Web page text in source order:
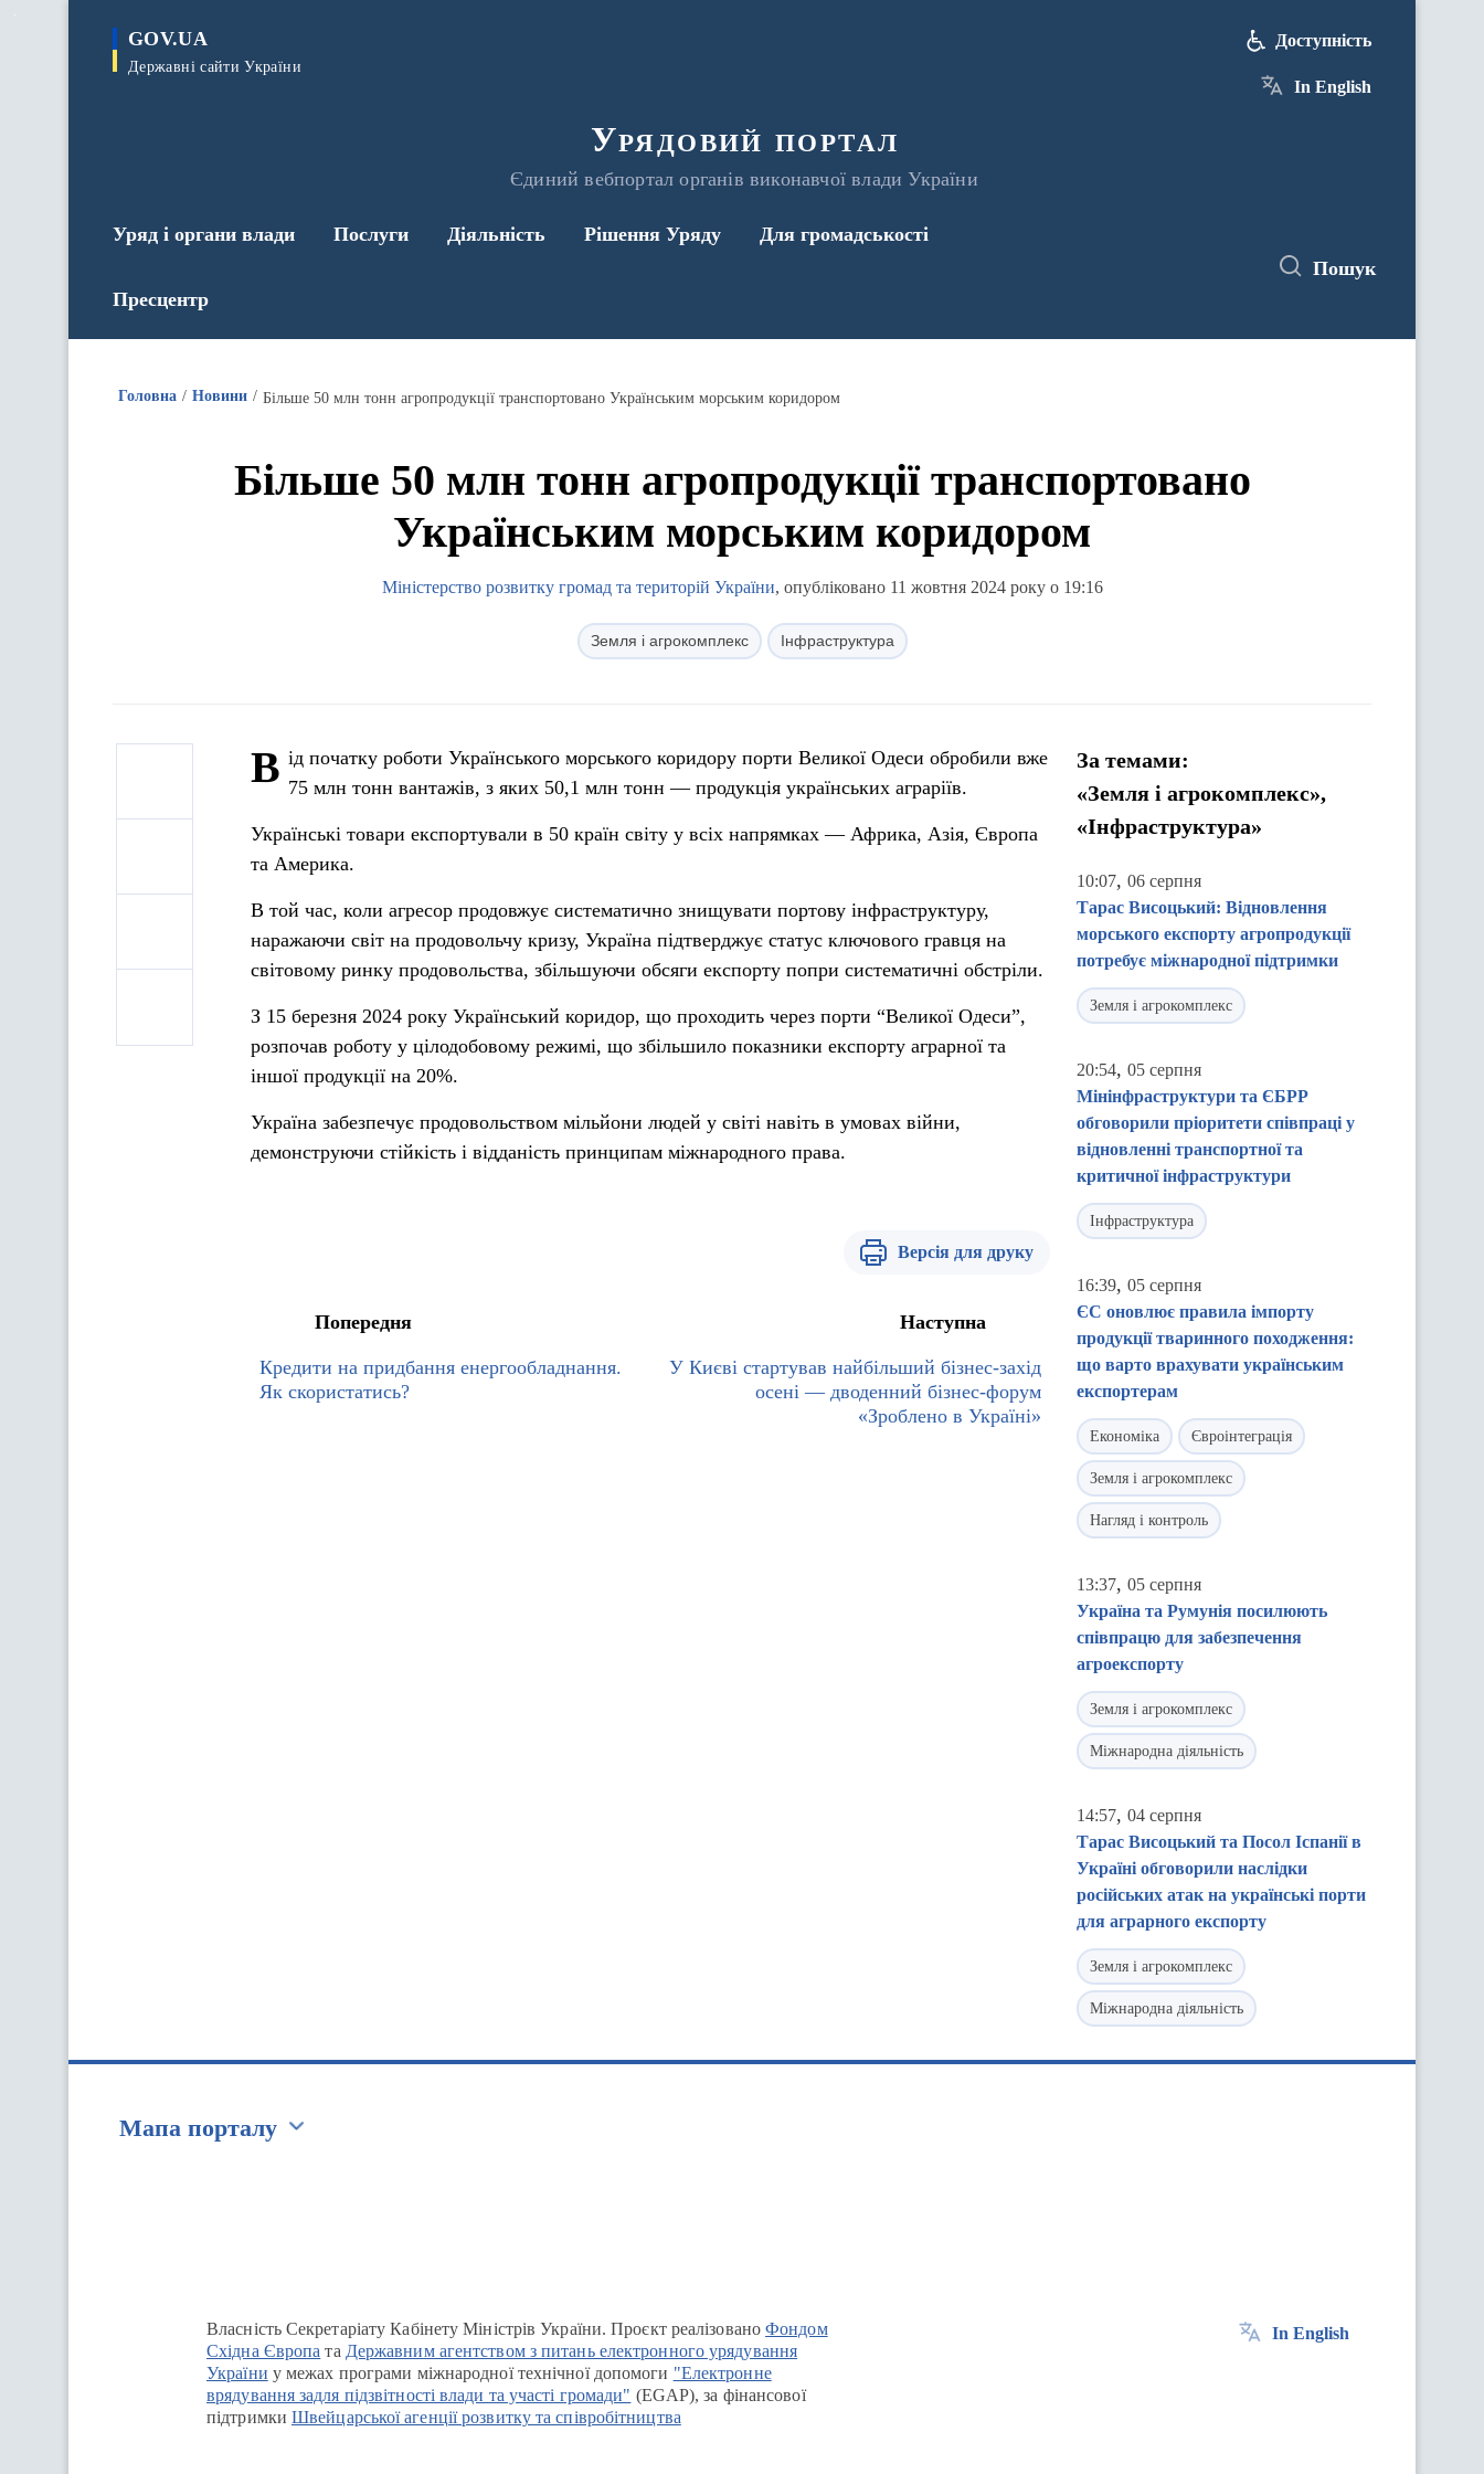
GOV.UA
Державні сайти України
Урядовий портал
Єдиний вебпортал органів виконавчої влади України
Доступність
In English
Уряд і органи влади Послуги Діяльність Рішення Уряду Для громадськості
Пресцентр
Пошук
Головна Новини Більше 50 млн тонн агропродукції транспортовано Українським морським коридором
Більше 50 млн тонн агропродукції транспортовано
Українським морським коридором
Міністерство розвитку громад та територій України, опубліковано 11 жовтня 2024 року о 19:16
Земля і агрокомплекс Інфраструктура
В ід початку роботи Українського морського коридору порти Великої Одеси обробили вже
75 млн тонн вантажів, з яких 50,1 млн тонн — продукція українських аграріїв.
Українські товари експортували в 50 країн світу у всіх напрямках — Африка, Азія, Європа
та Америка.
В той час, коли агресор продовжує систематично знищувати портову інфраструктуру,
наражаючи світ на продовольчу кризу, Україна підтверджує статус ключового гравця на
світовому ринку продовольства, збільшуючи обсяги експорту попри систематичні обстріли.
З 15 березня 2024 року Український коридор, що проходить через порти “Великої Одеси”,
розпочав роботу у цілодобовому режимі, що збільшило показники експорту аграрної та
іншої продукції на 20%.
Україна забезпечує продовольством мільйони людей у світі навіть в умовах війни,
демонструючи стійкість і відданість принципам міжнародного права.
Версія для друку
Попередня
Кредити на придбання енергообладнання.
Як скористатись?
Наступна
У Києві стартував найбільший бізнес-захід
осені — дводенний бізнес-форум
«Зроблено в Україні»
За темами:
«Земля і агрокомплекс»,
«Інфраструктура»
10:07, 06 серпня
Тарас Висоцький: Відновлення
морського експорту агропродукції
потребує міжнародної підтримки
Земля і агрокомплекс
20:54, 05 серпня
Мінінфраструктури та ЄБРР
обговорили пріоритети співпраці у
відновленні транспортної та
критичної інфраструктури
Інфраструктура
16:39, 05 серпня
ЄС оновлює правила імпорту
продукції тваринного походження:
що варто врахувати українським
експортерам
Економіка Євроінтеграція
Земля і агрокомплекс
Нагляд і контроль
13:37, 05 серпня
Україна та Румунія посилюють
співпрацю для забезпечення
агроекспорту
Земля і агрокомплекс
Міжнародна діяльність
14:57, 04 серпня
Тарас Висоцький та Посол Іспанії в
Україні обговорили наслідки
російських атак на українські порти
для аграрного експорту
Земля і агрокомплекс
Міжнародна діяльність
Мапа порталу
Власність Секретаріату Кабінету Міністрів України. Проєкт реалізованоФондом
Східна Європа та Державним агентством з питань електронного урядування
України у межах програми міжнародної технічної допомоги "Електронне
врядування задля підзвітності влади та участі громади" (EGAP), за фінансової
підтримки Швейцарської агенції розвитку та співробітництва
In English